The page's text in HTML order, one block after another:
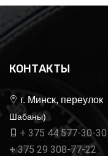
КОНТАКТЫ
г. Минск, переулок
Шабаны)
+ 375 44 577-30-30
+ 375 29 308-77-22